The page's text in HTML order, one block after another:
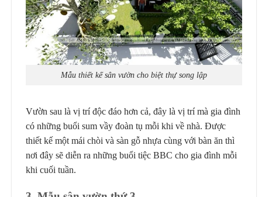
Mẫu thiết kế sân vườn cho biệt thự song lập
Vườn sau là vị trí độc đáo hơn cả, đây là vị trí mà gia đình
có những buổi sum vầy đoàn tụ mỗi khi về nhà. Được
thiết kế một mái chòi và sàn gỗ nhựa cùng với bàn ăn thì
nơi đây sẽ diễn ra những buổi tiệc BBC cho gia đình mỗi
khi cuối tuần.